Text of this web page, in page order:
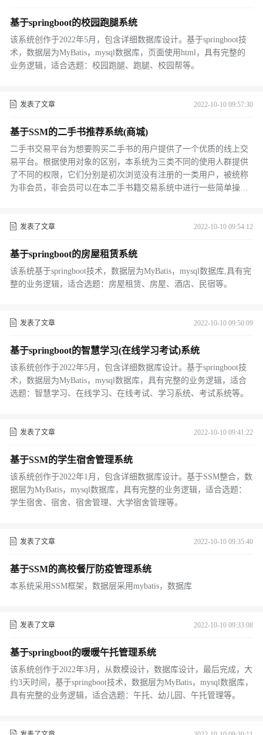
基于springboot的校园跑腿系统
该系统创作于2022年5月，包含详细数据库设计。基于springboot技
术，数据层为MyBatis，mysql数据库，页面使用html，具有完整的
业务逻辑，适合选题：校园跑腿、跑腿、校园帮等。
发表了文章 2022-10-10 09:57:30
基于SSM的二手书推荐系统(商城)
二手书交易平台为想要购买二手书的用户提供了一个优质的线上交
易平台。根据使用对象的区别，本系统为三类不同的使用人群提供
了不同的权限，它们分别是初次浏览没有注册的一类用户，被统称
为非会员，非会员可以在本二手书籍交易系统中进行一些简单操
发表了文章 2022-10-10 09:54:12
基于springboot的房屋租赁系统
该系统基于springboot技术，数据层为MyBatis，mysql数据库,具有完
整的业务逻辑，适合选题：房屋租赁、房屋、酒店、民宿等。
发表了文章 2022-10-10 09:50:09
基于springboot的智慧学习(在线学习考试)系统
该系统创作于2022年5月，包含详细数据库设计。基于springboot技
术，数据层为MyBatis，mysql数据库，具有完整的业务逻辑，适合
选题：智慧学习、在线学习、在线考试、学习系统、考试系统等。
发表了文章 2022-10-10 09:41:22
基于SSM的学生宿舍管理系统
该系统创作于2022年1月，包含详细数据库设计。基于SSM整合，数
据层为MyBatis，mysql数据库，具有完整的业务逻辑，适合选题：
学生宿舍、宿舍、宿舍管理、大学宿舍管理等。
发表了文章 2022-10-10 09:35:40
基于SSM的高校餐厅防疫管理系统
本系统采用SSM框架，数据层采用mybatis，数据库
发表了文章 2022-10-10 09:33:08
基于springboot的暖暖午托管理系统
该系统创作于2022年3月，从数模设计，数据库设计，最后完成，大
约3天时间，基于springboot技术，数据层为MyBatis，mysql数据库，
具有完整的业务逻辑，适合选题：午托、幼儿园、午托管理等。